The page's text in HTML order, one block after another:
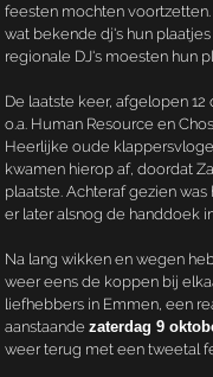
feesten mochten
wat bekende dj's hun
regionale DJ's moesten hun
De laatste keer, afgelopen
o.a. Human Resource en
Heerlijke oude
kwamen hierop af, doordat
plaatste. Achteraf gezien
er later alsnog de handdoek
Na lang wikken en wegen
weer eens de koppen bij
liefhebbers in Emmen, een
aanstaande zaterdag 9
weer terug met een tweetal